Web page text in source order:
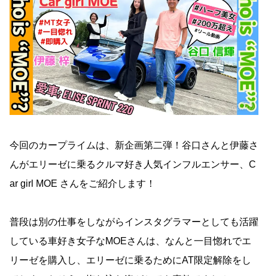
今回のカープライムは、新企画第二弾！谷口さんと伊藤さ
んがエリーゼに乗るクルマ好き人気インフルエンサー、C
ar girl MOE さんをご紹介します！
普段は別の仕事をしながらインスタグラマーとしても活躍
している車好き女子なMOEさんは、なんと一目惚れでエ
リーゼを購入し、エリーゼに乗るためにAT限定解除をし